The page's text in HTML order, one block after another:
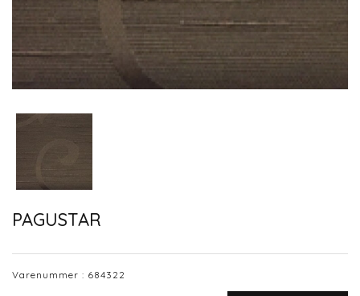
PAGUSTAR
Varenummer : 684322